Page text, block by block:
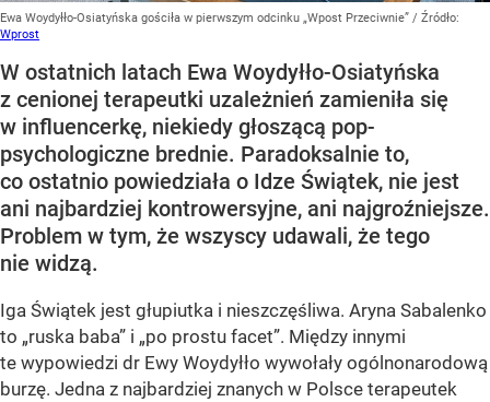
Ewa Woydyłło-Osiatyńska gościła w pierwszym odcinku „Wpost Przeciwnie” / Źródło:
Wprost
W ostatnich latach Ewa Woydyłło-Osiatyńska
z cenionej terapeutki uzależnień zamieniła się
w influencerkę, niekiedy głoszącą pop-
psychologiczne brednie. Paradoksalnie to,
co ostatnio powiedziała o Idze Świątek, nie jest
ani najbardziej kontrowersyjne, ani najgroźniejsze.
Problem w tym, że wszyscy udawali, że tego
nie widzą.
Iga Świątek jest głupiutka i nieszczęśliwa. Aryna Sabalenko
to „ruska baba” i „po prostu facet”. Między innymi
te wypowiedzi dr Ewy Woydyłło wywołały ogólnonarodową
burzę. Jedna z najbardziej znanych w Polsce terapeutek